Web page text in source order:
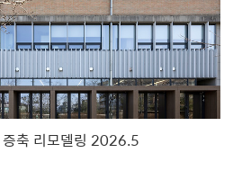
축 리모델링 2026.5